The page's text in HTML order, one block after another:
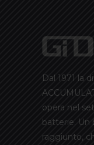
Dal 1971 la
opera nel
batterie. Un
raggiunto,